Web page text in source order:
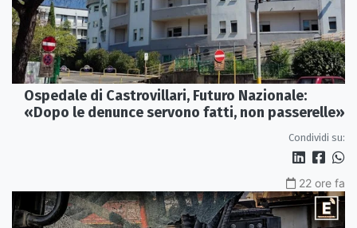
Ospedale di Castrovillari, Futuro Nazionale:
«Dopo le denunce servono fatti, non passerelle»
Condividi su:
22 ore fa